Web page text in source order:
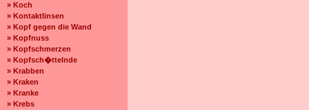
» Koch
» Kontaktlinsen
» Kopf gegen die Wand
» Kopfnuss
» Kopfschmerzen
» Kopfsch�ttelnde
» Krabben
» Kraken
» Kranke
» Krebs